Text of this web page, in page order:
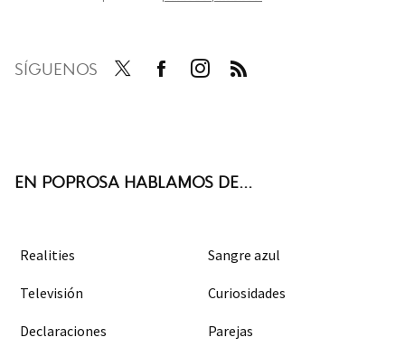
SÍGUENOS
EN POPROSA HABLAMOS DE...
Realities Sangre azul
Televisión Curiosidades
Declaraciones Parejas